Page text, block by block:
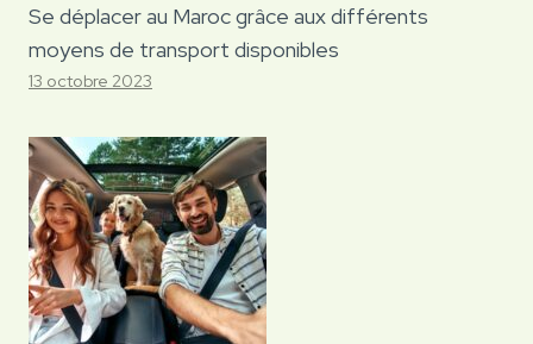
Se déplacer au Maroc grâce aux différents
moyens de transport disponibles
13 octobre 2023